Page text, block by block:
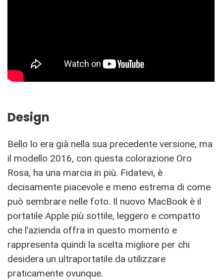
Design
Bello lo era già nella sua precedente versione, ma
il modello 2016, con questa colorazione Oro
Rosa, ha una marcia in più. Fidatevi, è
decisamente piacevole e meno estrema di come
può sembrare nelle foto. Il nuovo MacBook è il
portatile Apple più sottile, leggero e compatto
che l’azienda offra in questo momento e
rappresenta quindi la scelta migliore per chi
desidera un ultraportatile da utilizzare
praticamente ovunque.